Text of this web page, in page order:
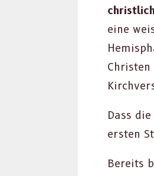
eine
Dass
ersten
Bere­its